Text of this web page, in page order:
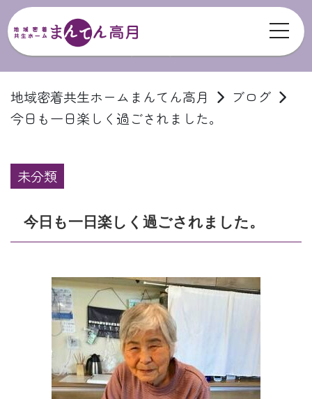
地域密着共生ホームまんてん高月
ブログ
今日も一日楽しく過ごされました。
未分類
今日も一日楽しく過ごされました。